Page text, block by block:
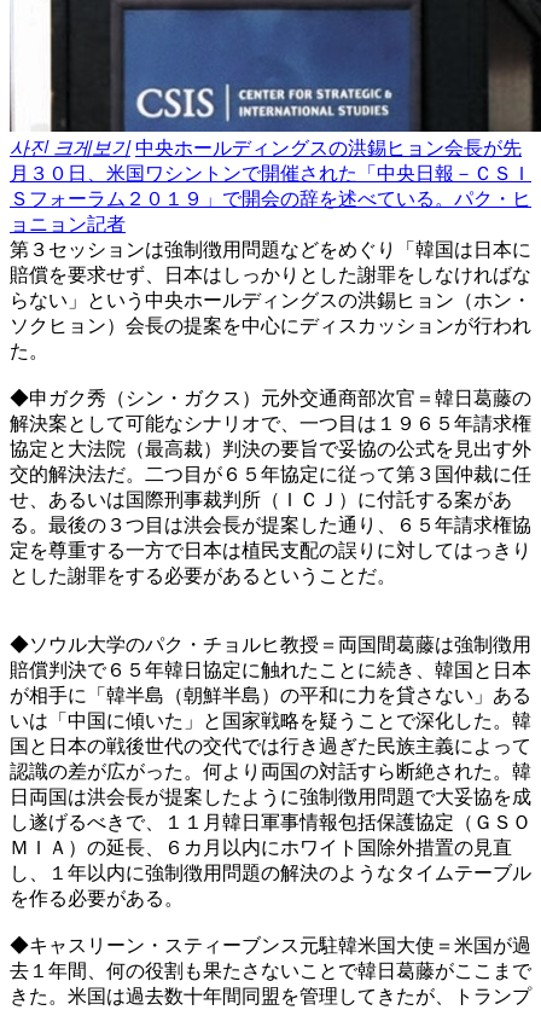
사진 크게보기 中央ホールディングスの洪錫ヒョン会長が先
月３０日、米国ワシントンで開催された「中央日報－ＣＳＩ
Ｓフォーラム２０１９」で開会の辞を述べている。パク・ヒ
ョニョン記者
第３セッションは強制徴用問題などをめぐり「韓国は日本に
賠償を要求せず、日本はしっかりとした謝罪をしなければな
らない」という中央ホールディングスの洪錫ヒョン（ホン・
ソクヒョン）会長の提案を中心にディスカッションが行われ
た。
◆申ガク秀（シン・ガクス）元外交通商部次官＝韓日葛藤の
解決案として可能なシナリオで、一つ目は１９６５年請求権
協定と大法院（最高裁）判決の要旨で妥協の公式を見出す外
交的解決法だ。二つ目が６５年協定に従って第３国仲裁に任
せ、あるいは国際刑事裁判所（ＩＣＪ）に付託する案があ
る。最後の３つ目は洪会長が提案した通り、６５年請求権協
定を尊重する一方で日本は植民支配の誤りに対してはっきり
とした謝罪をする必要があるということだ。
◆ソウル大学のパク・チョルヒ教授＝両国間葛藤は強制徴用
賠償判決で６５年韓日協定に触れたことに続き、韓国と日本
が相手に「韓半島（朝鮮半島）の平和に力を貸さない」ある
いは「中国に傾いた」と国家戦略を疑うことで深化した。韓
国と日本の戦後世代の交代では行き過ぎた民族主義によって
認識の差が広がった。何より両国の対話すら断絶された。韓
日両国は洪会長が提案したように強制徴用問題で大妥協を成
し遂げるべきで、１１月韓日軍事情報包括保護協定（ＧＳＯ
ＭＩＡ）の延長、６カ月以内にホワイト国除外措置の見直
し、１年以内に強制徴用問題の解決のようなタイムテーブル
を作る必要がある。
◆キャスリーン・スティーブンス元駐韓米国大使＝米国が過
去１年間、何の役割も果たさないことで韓日葛藤がここまで
きた。米国は過去数十年間同盟を管理してきたが、トランプ